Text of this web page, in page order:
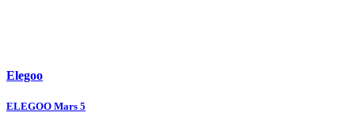
Elegoo
ELEGOO Mars 5